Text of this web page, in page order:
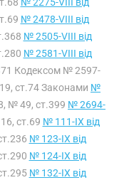
№ 2478-VIII від
№ 2505-VIII від
№ 2581-VIII від
Кодексом № 2597-
ст.74 Законами №
№ 49, ст.399 № 2694-
ст.69 № 111-IX від
№ 123-IX від
№ 124-IX від
№ 132-IX від